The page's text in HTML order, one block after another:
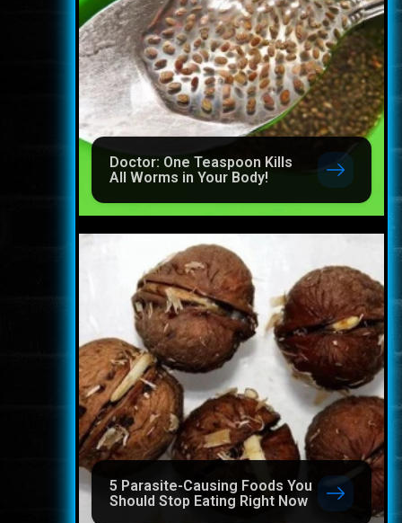
Doctor: One Teaspoon Kills
All Worms in Your Body!
5 Parasite-Causing Foods You
Should Stop Eating Right Now